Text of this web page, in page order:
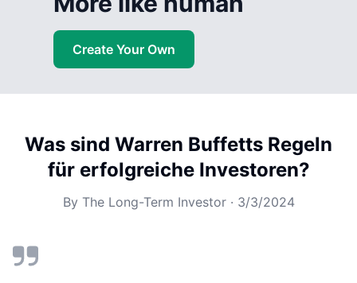
Create Your Own
Was sind Warren Buffetts Regeln
für erfolgreiche Investoren?
By The Long-Term Investor· 3/3/2024